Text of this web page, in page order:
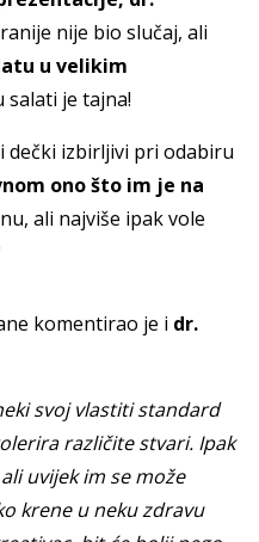
nije bio slučaj, ali
u velikim
salati je tajna!
dečki izbirljivi pri odabiru
ono što im je na
ali najviše ipak vole
komentirao je i dr.
svoj vlastiti standard
različite stvari. Ipak
uvijek im se može
krene u neku zdravu